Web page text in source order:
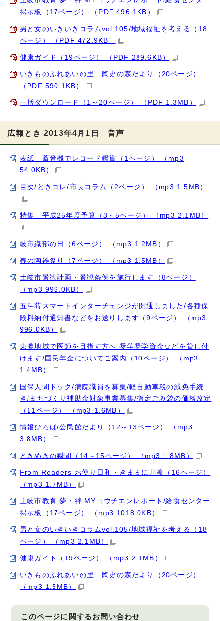
掲示板（17ページ） （PDF 496.1KB）
男と女のいきいきコラムvol.105/地域福祉を考える（18
ページ） （PDF 472.9KB）
健康ガイド（19ページ） （PDF 289.6KB）
いきものふれあいの里 陶史の森だより（20ページ）
（PDF 590.1KB）
一括ダウンロード（1～20ページ） （PDF 1.3MB）
広報とき 2013年4月1日 音声
表紙 蓄音機でレコード鑑賞（1ページ） （mp3
54.0KB）
目次/ときコレ/市長コラム（2ページ） （mp3 1.5MB）
特集 平成25年度予算（3～5ページ） （mp3 2.1MB）
岐市織部の日（6ページ） （mp3 1.2MB）
春の陶器祭り（7ページ） （mp3 1.5MB）
土岐市景観計画・景観条例を施行します（8ページ）
（mp3 996.0KB）
五斗蒔スマートインターチェンジが開通しました/各種保
険料納付通知書などをお送りします（9ページ） （mp3
996.0KB）
東濃地域で医師を目指す方へ 奨学奨学資金などを貸し付
けます/国民年金についてご案内（10ページ） （mp3
1.4MB）
国保人間ドック/病院職員を募集/軽自動車税の減免手続
き/まちづくり補助金対象事業募集/指定ごみ袋の価格改定
（11ページ） （mp3 1.6MB）
情報ひろば/公民館だより（12～13ページ） （mp3
3.8MB）
ときめきの瞬間（14～15ページ） （mp3 1.8MB）
From Readers お便り日和・きままに川柳（16ページ）
（mp3 1.7MB）
土岐市教育 夢・絆 MYヨウチエンレポート/給食センター
掲示板（17ページ） （mp3 1018.0KB）
男と女のいきいきコラムvol.105/地域福祉を考える（18
ページ） （mp3 2.1MB）
健康ガイド（19ページ） （mp3 2.1MB）
いきものふれあいの里 陶史の森だより（20ページ）
（mp3 1.5MB）
このページに関するお問い合わせ